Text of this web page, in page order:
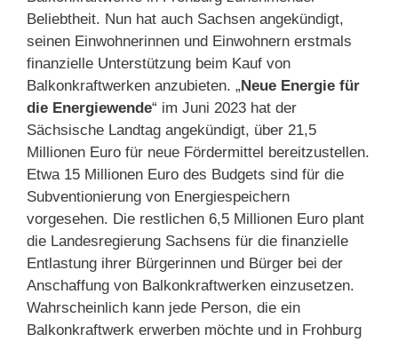
Beliebtheit. Nun hat auch Sachsen angekündigt,
seinen Einwohnerinnen und Einwohnern erstmals
finanzielle Unterstützung beim Kauf von
Balkonkraftwerken anzubieten. „Neue Energie für
die Energiewende“ im Juni 2023 hat der
Sächsische Landtag angekündigt, über 21,5
Millionen Euro für neue Fördermittel bereitzustellen.
Etwa 15 Millionen Euro des Budgets sind für die
Subventionierung von Energiespeichern
vorgesehen. Die restlichen 6,5 Millionen Euro plant
die Landesregierung Sachsens für die finanzielle
Entlastung ihrer Bürgerinnen und Bürger bei der
Anschaffung von Balkonkraftwerken einzusetzen.
Wahrscheinlich kann jede Person, die ein
Balkonkraftwerk erwerben möchte und in Frohburg